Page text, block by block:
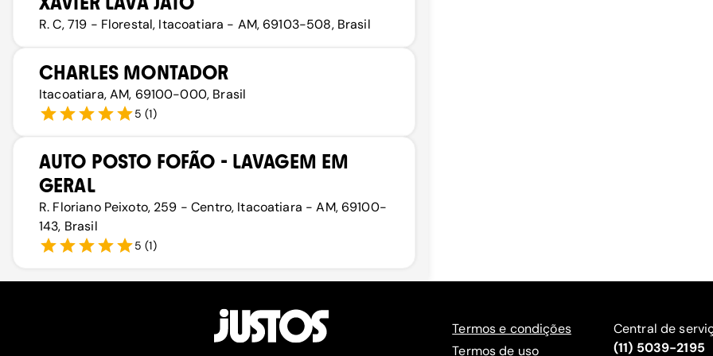
R. C, 719 - Florestal, Itacoatiara - AM, 69103-508, Brasil
CHARLES MONTADOR
Itacoatiara, AM, 69100-000, Brasil
5 (1)
AUTO POSTO FOFÃO - LAVAGEM EM
GERAL
R. Floriano Peixoto, 259 - Centro, Itacoatiara - AM, 69100-
143, Brasil
5 (1)
Termos e condições
Termos de uso
Central de
(11) 5039-2195